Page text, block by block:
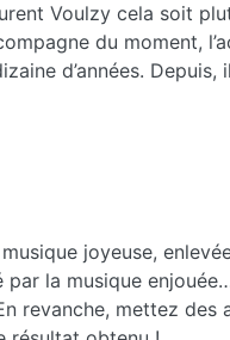
Voulzy cela soit
du moment,
d’années.
joyeuse,
la musique
revanche, mettez des